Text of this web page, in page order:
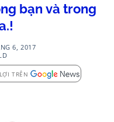
bạn và trong
6, 2017
TRÊN